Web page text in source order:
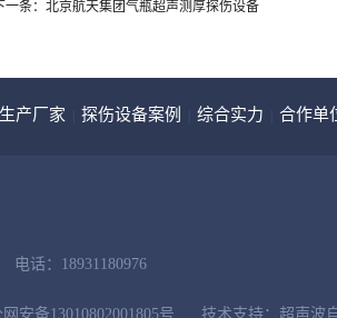
下一条：北京航天集团气瓶超声测厚探伤设备
产厂家 探伤设备案例 综合实力 合作单
电话：18931180976
安备13010802001805号 技术支持：超声波